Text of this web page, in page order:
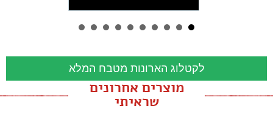
לקטלוג הארונות מטבח המלא
מוצרים אחרונים
שראיתי